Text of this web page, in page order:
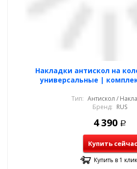
Накладки антискол на
универсальные |
Тип: Антискол /
Бренд: RUS
4 390 Р
Купить сейчас
Купить в 1 клик